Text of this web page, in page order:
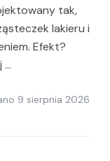
tak,
lakieru i
Efekt?
…
9 sierpnia 2026